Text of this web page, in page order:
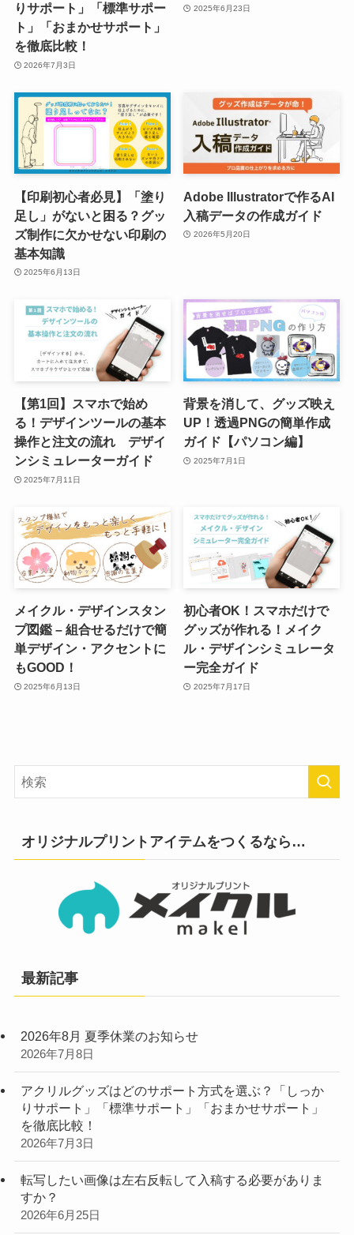
りサポート」「標準サポー
ト」「おまかせサポート」
を徹底比較！
2026年7月3日
2025年6月23日
【印刷初心者必見】「塗り
足し」がないと困る？グッ
ズ制作に欠かせない印刷の
基本知識
2025年6月13日
Adobe Illustratorで作るAI
入稿データの作成ガイド
2026年5月20日
【第1回】スマホで始め
る！デザインツールの基本
操作と注文の流れ デザイ
ンシミュレーターガイド
2025年7月11日
背景を消して、グッズ映え
UP！透過PNGの簡単作成
ガイド【パソコン編】
2025年7月1日
メイクル・デザインスタン
プ図鑑 – 組合せるだけで簡
単デザイン・アクセントに
もGOOD！
2025年6月13日
初心者OK！スマホだけで
グッズが作れる！メイク
ル・デザインシミュレータ
ー完全ガイド
2025年7月17日
オリジナルプリントアイテムをつくるなら…
最新記事
2026年8月 夏季休業のお知らせ
2026年7月8日
アクリルグッズはどのサポート方式を選ぶ？「しっか
りサポート」「標準サポート」「おまかせサポート」
を徹底比較！
2026年7月3日
転写したい画像は左右反転して入稿する必要がありま
すか？
2026年6月25日